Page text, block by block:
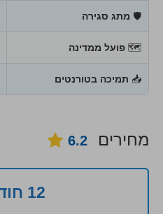
🛡 מתג סגירה
🗺 פועל ממדינה
📥 תמיכה בטורנטים
מחירים 6.2
12 חודשים